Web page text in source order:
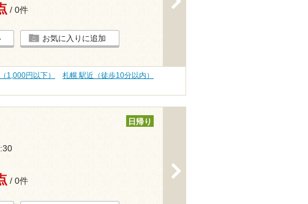
/ 0件
お気に入りに追加
1,000円以下）
札幌 駅近（徒歩10分以内）
日帰り
/ 0件